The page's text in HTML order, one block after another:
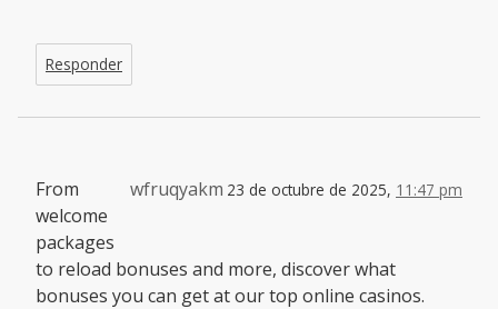
Responder
wfruqyakm 23 de octubre de 2025, 11:47 pm
From
welcome
packages
to reload bonuses and more, discover what
bonuses you can get at our top online casinos.